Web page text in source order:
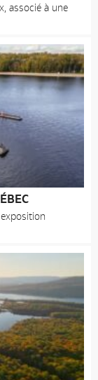
associé à une